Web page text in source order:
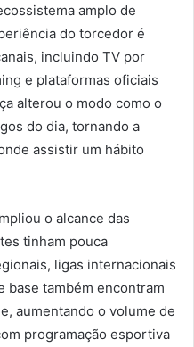
amplo de
do torcedor é
incluindo TV por
e plataformas oficiais
alterou o modo como o
do dia, tornando a
assistir um hábito
o alcance das
tinham pouca
ligas internacionais
base também encontram
aumentando o volume de
programação esportiva